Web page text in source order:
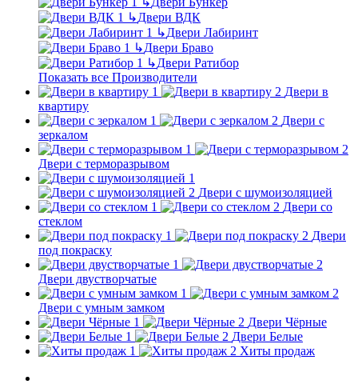
↳Двери ВДК
↳Двери Лабиринт
↳Двери Браво
↳Двери Ратибор
Показать все Производители
Двери в
квартиру
Двери с
зеркалом
Двери с терморазрывом
Двери с шумоизоляцией
Двери со
стеклом
Двери
под покраску
Двери двустворчатые
Двери с умным замком
Двери Чёрные
Двери Белые
Хиты продаж